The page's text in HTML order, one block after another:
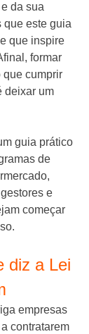
da sua
que este guia
que inspire
formar
que cumprir
deixar um
guia prático
de
e
começar
diz a Lei
empresas
contratarem